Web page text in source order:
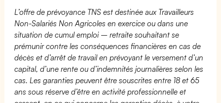
L’offre de prévoyance TNS est destinée aux Travailleurs
Non-Salariés Non Agricoles en exercice ou dans une
situation de cumul emploi – retraite souhaitant se
prémunir contre les conséquences financières en cas de
décès et d’arrêt de travail en prévoyant le versement d’un
capital, d’une rente ou d’indemnités journalières selon les
cas. Les garanties peuvent être souscrites entre 18 et 65
ans sous réserve d’être en activité professionnelle et